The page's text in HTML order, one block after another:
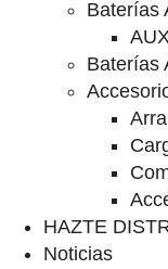
Baterías
Baterías
HAZTE
Noticias